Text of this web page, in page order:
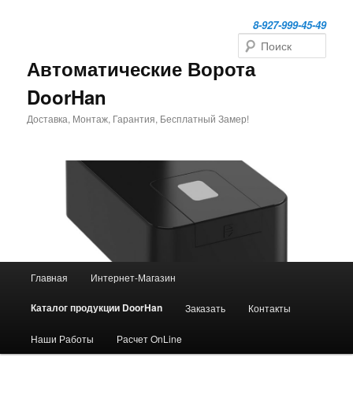
Автоматические Ворота
DoorHan
Доставка, Монтаж, Гарантия, Бесплатный Замер!
8-927-999-45-49
Поиск
Главная Интернет-Магазин
Каталог продукции DoorHan Заказать Контакты
Наши Работы Расчет OnLine